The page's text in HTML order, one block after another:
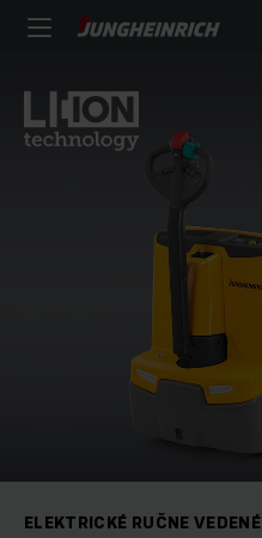
ELEKTRICKÉ RUČNE VEDENÉ